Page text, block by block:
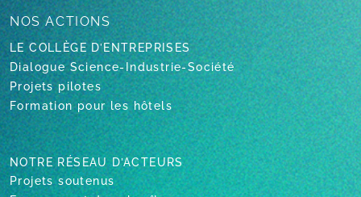
NOS ACTIONS
LE COLLÈGE D’ENTREPRISES
Dialogue Science-Industrie-Société
Projets pilotes
Formation pour les hôtels
NOTRE RÉSEAU D’ACTEURS
Projets soutenus